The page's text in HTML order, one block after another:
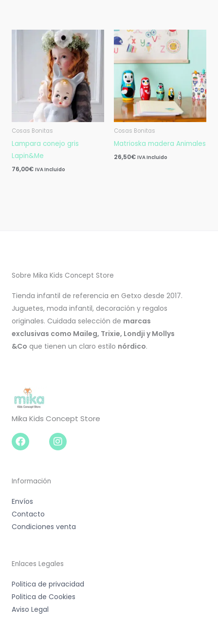
Cosas Bonitas
Lampara conejo gris
Lapin&Me
76,00€ IVA Incluido
Cosas Bonitas
Matrioska madera Animales
26,50€ IVA Incluido
Sobre Mika Kids Concept Store
Tienda infantil de referencia en Getxo desde 2017.
Juguetes, moda infantil, decoración y regalos
originales. Cuidada selección de marcas
exclusivas como Maileg, Trixie, Londji y Mollys
&Co que tienen un claro estilo nórdico.
Mika Kids Concept Store
Facebook-
f
Instagram
Información
Envíos
Contacto
Condiciones venta
Enlaces Legales
Politica de privacidad
Politica de Cookies
Aviso Legal